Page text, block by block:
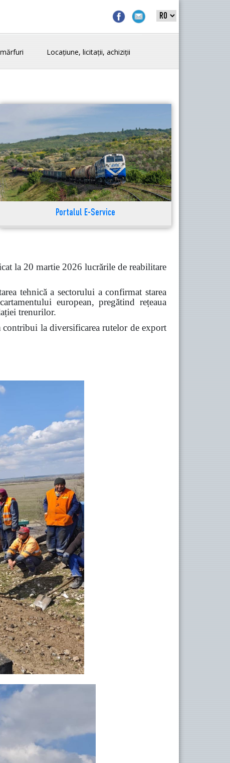
Locațiune, licitații, achiziții
Portalul E-Service
la 20 martie 2026 lucrările de reabilitare
tehnică a sectorului a confirmat starea
european, pregătind rețeaua
trenurilor.
la diversificarea rutelor de export